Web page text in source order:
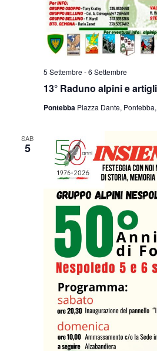
13° Raduno alpini e
5 Settembre -6 Settembre
Pontebba Piazza Dante,
SAB
5